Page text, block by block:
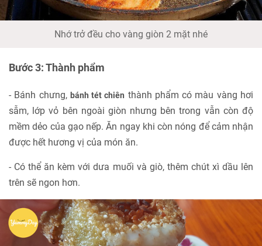
Nhớ trở đều cho vàng giòn 2 mặt nhé
Bước 3: Thành phẩm
- Bánh chưng, bánh tét chiên thành phẩm có màu vàng hơi
sẫm, lớp vỏ bên ngoài giòn nhưng bên trong vẫn còn độ
mềm dẻo của gạo nếp. Ăn ngay khi còn nóng để cảm nhận
được hết hương vị của món ăn.
- Có thể ăn kèm với dưa muối và giò, thêm chút xì dầu lên
trên sẽ ngon hơn.